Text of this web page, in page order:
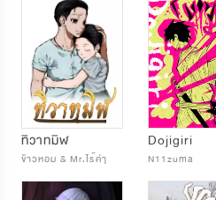
ทิวาทมิฬ
ข้าวหอม & Mr.ไs้ค่ๅ
Dojigiri
N11zuma